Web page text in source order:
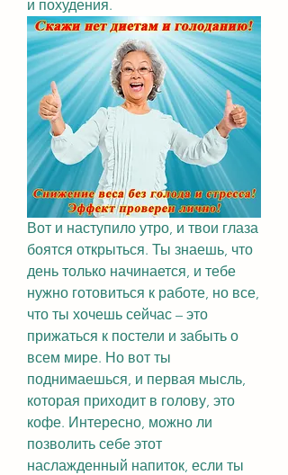
и похудения.
Вот и наступило утро, и твои глаза
боятся открыться. Ты знаешь, что
день только начинается, и тебе
нужно готовиться к работе, но все,
что ты хочешь сейчас – это
прижаться к постели и забыть о
всем мире. Но вот ты
поднимаешься, и первая мысль,
которая приходит в голову, это
кофе. Интересно, можно ли
позволить себе этот
наслажденный напиток, если ты